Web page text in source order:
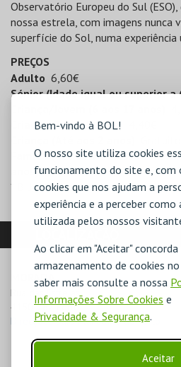
Bem-vindo à BOL!
O nosso site utiliza cookies
funcionamento do site e, com
cookies que nos ajudam a
experiência e a perceber
utilizada pelos nossos
Ao clicar em "Aceitar"
armazenamento de cookies
saber mais consulte a nossa
Informações Sobre Cookies e
Privacidade & Segurança.
Aceitar
Observatório Europeu do Sul
nossa estrela, com imagens nunca
superfície do Sol, numa experiência
PREÇOS
Adulto 6,60€
Sénior (Idade igual ou superior a
Criança (3 aos 5 anos)
Família (até dois adultos com
anos)*15,40€
* Bilhete disponível apenas no
MORADA
Rua das Estrelas
4150-762 Porto
Direcções para Planetário do Porto